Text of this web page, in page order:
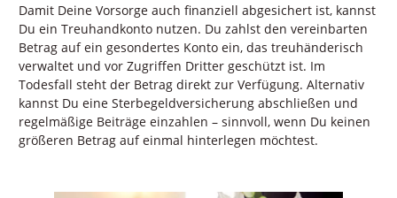
Damit Deine Vorsorge auch finanziell abgesichert ist, kannst
Du ein Treuhandkonto nutzen. Du zahlst den vereinbarten
Betrag auf ein gesondertes Konto ein, das treuhänderisch
verwaltet und vor Zugriffen Dritter geschützt ist. Im
Todesfall steht der Betrag direkt zur Verfügung. Alternativ
kannst Du eine Sterbegeldversicherung abschließen und
regelmäßige Beiträge einzahlen – sinnvoll, wenn Du keinen
größeren Betrag auf einmal hinterlegen möchtest.